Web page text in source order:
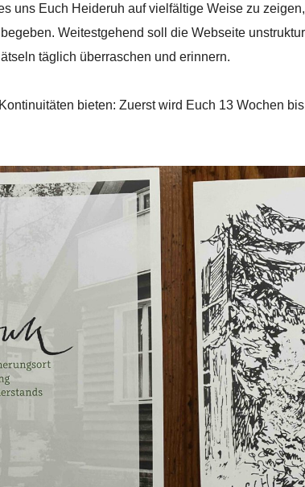
uns Euch Heideruh auf vielfältige Weise zu
Weitestgehend soll die Webseite
täglich überraschen und erinnern.
bieten: Zuerst wird Euch 13 Wochen bis